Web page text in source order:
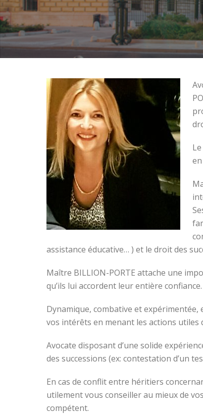
assistance éducative… ) et le droit des
Maître BILLION-PORTE attache une
qu’ils lui accordent leur entière confiance.
Dynamique, combative et
vos intérêts en menant les actions
Avocate disposant d’une solide
des successions (ex: contestation d’un
En cas de conflit entre héritiers
utilement vous conseiller au mieux de
compétent.